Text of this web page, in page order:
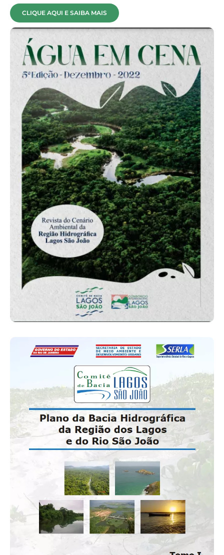
CLIQUE AQUI E SAIBA MAIS